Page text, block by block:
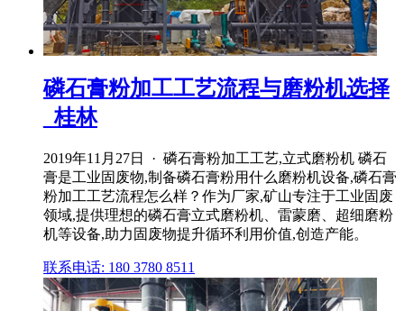
磷石膏粉加工工艺流程与磨粉机选择
_桂林
2019年11月27日 · 磷石膏粉加工工艺,立式磨粉机 磷石
膏是工业固废物,制备磷石膏粉用什么磨粉机设备,磷石膏
粉加工工艺流程怎么样？作为厂家,矿山专注于工业固废
领域,提供理想的磷石膏立式磨粉机、雷蒙磨、超细磨粉
机等设备,助力固废物提升循环利用价值,创造产能。
联系电话: 180 3780 8511